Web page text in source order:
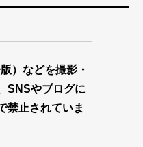
）などを撮影・
SNSやブログに
禁止されていま